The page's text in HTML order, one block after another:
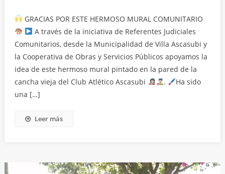
GRACIAS POR ESTE HERMOSO MURAL COMUNITARIO
A través de la iniciativa de Referentes Judiciales
Comunitarios, desde la Municipalidad de Villa Ascasubi y
la Cooperativa de Obras y Servicios Públicos apoyamos la
idea de este hermoso mural pintado en la pared de la
cancha vieja del Club Atlético Ascasubi
.
Ha sido
una […]
Leer más